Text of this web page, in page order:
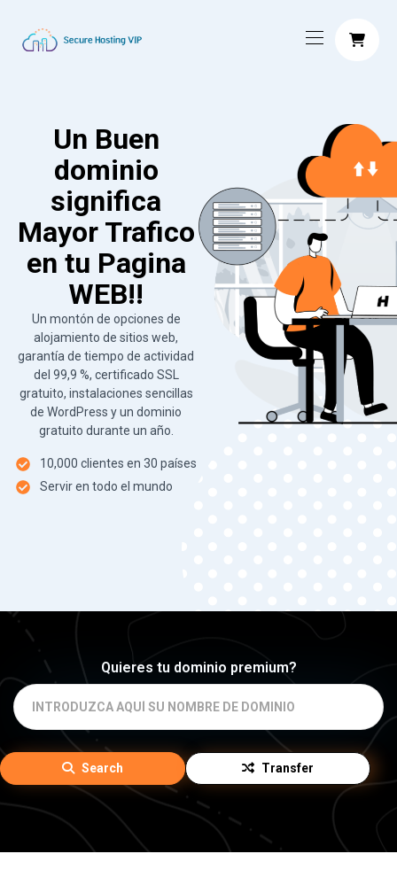
Un Buen
dominio
significa
Mayor Trafico
en tu Pagina
WEB!!
Un montón de opciones de
alojamiento de sitios web,
garantía de tiempo de actividad
del 99,9 %, certificado SSL
gratuito, instalaciones sencillas
de WordPress y un dominio
gratuito durante un año.
10,000 clientes en 30 países
Servir en todo el mundo
Quieres tu dominio premium?
Search Transfer